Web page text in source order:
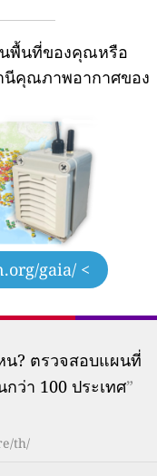
พื้นที่ของคุณหรือ
นีคุณภาพอากาศของ
gaia/ <
? ตรวจสอบแผนที่
ว่า 100 ประเทศ”
th/